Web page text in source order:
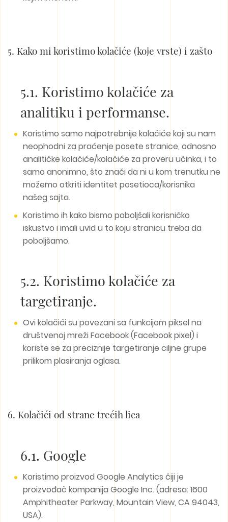
5. Kako mi koristimo kolačiće (koje vrste) i zašto
5.1. Koristimo kolačiće za
analitiku i performanse.
Koristimo samo najpotrebnije kolačiće koji su nam
neophodni za praćenje posete stranice, odnosno
analitičke kolačiće/kolačiće za proveru učinka, i to
samo anonimno, što znači da ni u kom trenutku ne
možemo otkriti identitet posetioca/korisnika
našeg sajta.
Koristimo ih kako bismo poboljšali korisničko
iskustvo i imali uvid u to koju stranicu treba da
poboljšamo.
5.2. Koristimo kolačiće za
targetiranje.
Ovi kolačići su povezani sa funkcijom piksel na
društvenoj mreži Facebook (Facebook pixel) i
koriste se za preciznije targetiranje ciljne grupe
prilikom plasiranja oglasa.
6. Kolačići od strane trećih lica
6.1. Google
Koristimo proizvod Google Analytics čiji je
proizvođač kompanija Google Inc. (adresa: 1600
Amphitheater Parkway, Mountain View, CA 94043,
USA).